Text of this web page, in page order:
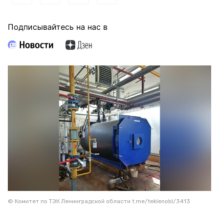
Подписывайтесь на нас в
© Комитет по ТЭК Ленинградской области t.me/teklenobl/3413